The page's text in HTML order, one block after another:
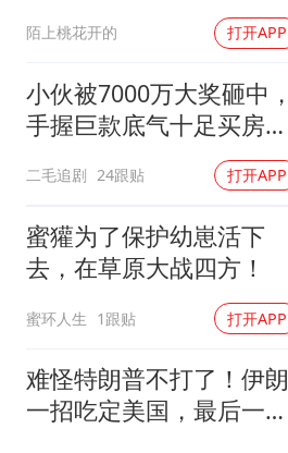
陌上桃花开的 打开APP
小伙被7000万大奖砸中，
手握巨款底气十足买房不
二毛追剧 24跟贴 打开APP
蜜獾为了保护幼崽活下
去，在草原大战四方！
蜜环人生 1跟贴 打开APP
难怪特朗普不打了！伊朗
一招吃定美国，最后一